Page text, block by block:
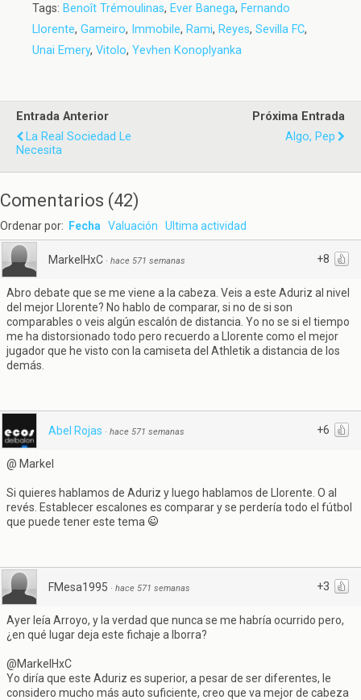
Tags: Benoît Trémoulinas, Ever Banega, Fernando
Llorente, Gameiro, Immobile, Rami, Reyes, Sevilla FC,
Unai Emery, Vitolo, Yevhen Konoplyanka
Entrada Anterior
La Real Sociedad Le
Necesita
Próxima Entrada
Algo, Pep
Comentarios (42)
Ordenar por: Fecha Valuación Ultima actividad
+8
MarkelHxC · hace 571 semanas
Abro debate que se me viene a la cabeza. Veis a este Aduriz al nivel
del mejor Llorente? No hablo de comparar, si no de si son
comparables o veis algún escalón de distancia. Yo no se si el tiempo
me ha distorsionado todo pero recuerdo a Llorente como el mejor
jugador que he visto con la camiseta del Athletik a distancia de los
demás.
+6
Abel Rojas · hace 571 semanas
@ Markel
Si quieres hablamos de Aduriz y luego hablamos de Llorente. O al
revés. Establecer escalones es comparar y se perdería todo el fútbol
que puede tener este tema
+3
FMesa1995 · hace 571 semanas
Ayer leía Arroyo, y la verdad que nunca se me habría ocurrido pero,
¿en qué lugar deja este fichaje a Iborra?
@MarkelHxC
Yo diría que este Aduriz es superior, a pesar de ser diferentes, le
considero mucho más auto suficiente, creo que va mejor de cabeza